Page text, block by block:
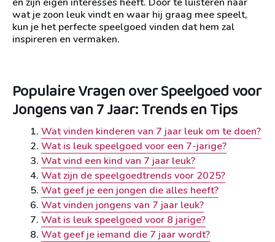
wat je zoon leuk vindt en waar hij graag mee speelt,
kun je het perfecte speelgoed vinden dat hem zal
inspireren en vermaken.
Populaire Vragen over Speelgoed voor
Jongens van 7 Jaar: Trends en Tips
Wat vinden kinderen van 7 jaar leuk om te doen?
Wat is leuk speelgoed voor een 7-jarige?
Wat vind een kind van 7 jaar leuk?
Wat zijn de speelgoedtrends voor 2025?
Wat geef je een jongen die alles heeft?
Wat vinden jongens van 7 jaar leuk?
Wat is leuk speelgoed voor 8 jarige?
Wat geef je iemand die 7 jaar wordt?